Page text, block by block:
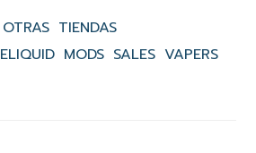
OTRAS TIENDAS
ELIQUID MODS SALES VAPERS